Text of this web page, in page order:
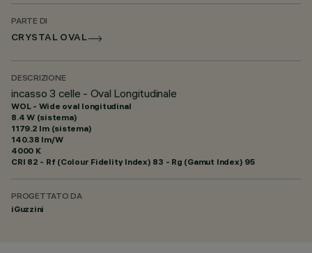
PARTE DI
CRYSTAL OVAL
DESCRIZIONE
incasso 3 celle - Oval Longitudinale
WOL - Wide oval longitudinal
8.4 W (sistema)
1179.2 lm (sistema)
140.38 lm/W
4000 K
CRI 82 - Rf (Colour Fidelity Index) 83 - Rg (Gamut Index) 95
PROGETTATO DA
iGuzzini